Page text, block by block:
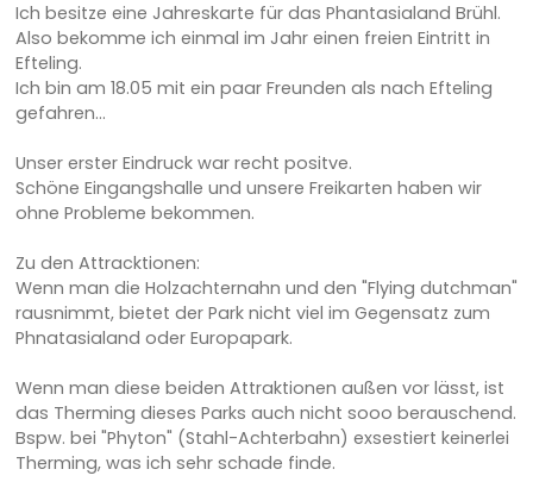
Ich besitze eine Jahreskarte für das Phantasialand Brühl.
Also bekomme ich einmal im Jahr einen freien Eintritt in
Efteling.
Ich bin am 18.05 mit ein paar Freunden als nach Efteling
gefahren...
Unser erster Eindruck war recht positve.
Schöne Eingangshalle und unsere Freikarten haben wir
ohne Probleme bekommen.
Zu den Attracktionen:
Wenn man die Holzachternahn und den "Flying dutchman"
rausnimmt, bietet der Park nicht viel im Gegensatz zum
Phnatasialand oder Europapark.
Wenn man diese beiden Attraktionen außen vor lässt, ist
das Therming dieses Parks auch nicht sooo berauschend.
Bspw. bei "Phyton" (Stahl-Achterbahn) exsestiert keinerlei
Therming, was ich sehr schade finde.